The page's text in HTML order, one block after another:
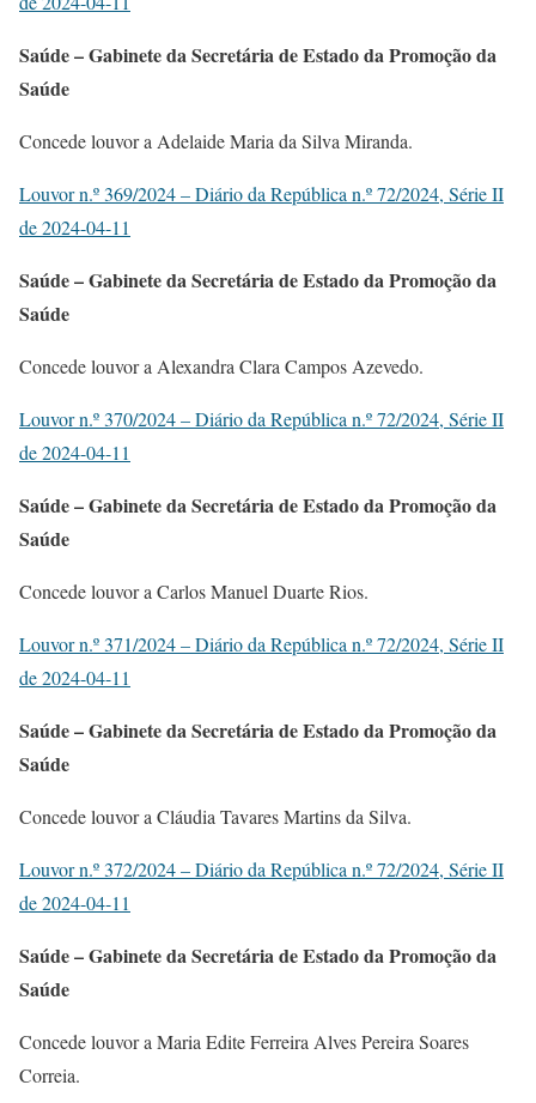
Saúde – Gabinete da Secretária de Estado da Promoção da
Saúde
Concede louvor a Adelaide Maria da Silva Miranda.
Louvor n.º 369/2024 – Diário da República n.º 72/2024, Série II
de 2024-04-11
Saúde – Gabinete da Secretária de Estado da Promoção da
Saúde
Concede louvor a Alexandra Clara Campos Azevedo.
Louvor n.º 370/2024 – Diário da República n.º 72/2024, Série II
de 2024-04-11
Saúde – Gabinete da Secretária de Estado da Promoção da
Saúde
Concede louvor a Carlos Manuel Duarte Rios.
Louvor n.º 371/2024 – Diário da República n.º 72/2024, Série II
de 2024-04-11
Saúde – Gabinete da Secretária de Estado da Promoção da
Saúde
Concede louvor a Cláudia Tavares Martins da Silva.
Louvor n.º 372/2024 – Diário da República n.º 72/2024, Série II
de 2024-04-11
Saúde – Gabinete da Secretária de Estado da Promoção da
Saúde
Concede louvor a Maria Edite Ferreira Alves Pereira Soares
Correia.